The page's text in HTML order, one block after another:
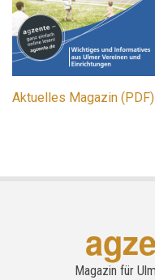
Aktuelles Magazin (PDF)
Magazin für